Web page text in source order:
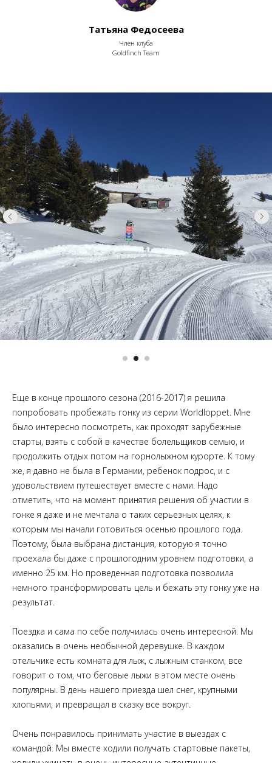
Татьяна Федосеева
Член клуба
Goldfinch Team
Еще в конце прошлого сезона (2016-2017) я решила
попробовать пробежать гонку из серии Worldloppet. Мне
было интересно посмотреть, как проходят зарубежные
старты, взять с собой в качестве болельщиков семью, и
продолжить отдых потом на горнолыжном курорте. К тому
же, я давно не была в Германии, ребенок подрос, и с
удовольствием путешествует вместе с нами. Надо
отметить, что на момент принятия решения об участии в
гонке я даже и не мечтала о таких серьезных целях, к
которым мы начали готовиться осенью прошлого года.
Поэтому, была выбрана дистанция, которую я точно
проехала бы даже с прошлогодним уровнем подготовки, а
именно 25 км. Но проведенная подготовка позволила
немного трансформировать цель и бежать эту гонку уже на
результат.
Поездка и сама по себе получилась очень интересной. Мы
оказались в очень необычной деревушке. В каждом
отельчике есть комната для лыж, с лыжным станком, все
говорит о том, что беговые лыжи в этом месте очень
популярны. В день нашего приезда шел снег, крупными
хлопьями, и превращал в сказку все вокруг.
Очень понравилось принимать участие в выездах с
командой. Мы вместе ходили получать стартовые пакеты,